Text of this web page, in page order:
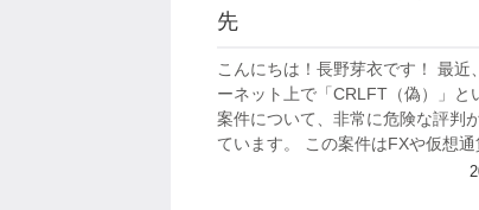
先
こんにちは！長野芽衣です！ 最近
ーネット上で「CRLFT（偽）」と
案件について、非常に危険な評判
ています。 この案件はFXや仮想通
資を謳っているようですが、実際